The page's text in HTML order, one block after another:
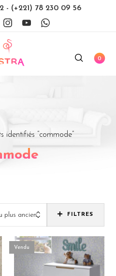
- (+221) 78 230 09 56
0
identifiés “commode”
plus ancien FILTRES
Vendu